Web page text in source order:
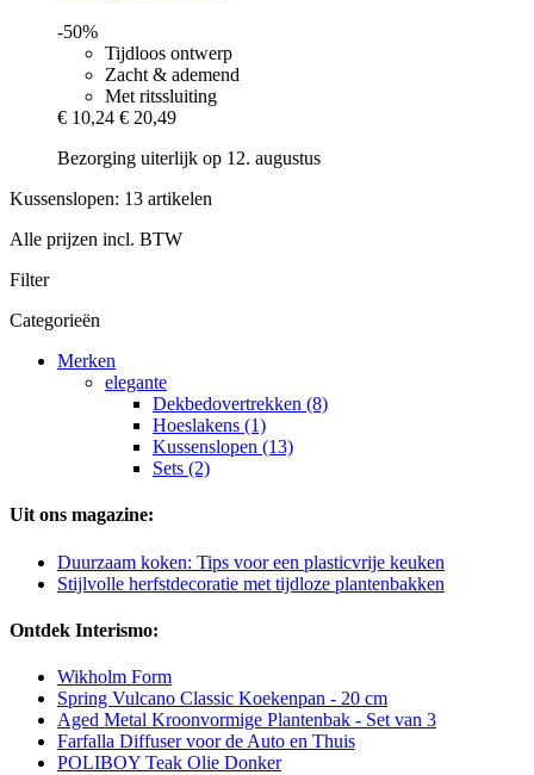
-50%
Tijdloos ontwerp
Zacht & ademend
Met ritssluiting
€ 10,24 € 20,49
Bezorging uiterlijk op 12. augustus
Kussenslopen: 13 artikelen
Alle prijzen incl. BTW
Filter
Categorieën
Merken
elegante
Dekbedovertrekken (8)
Hoeslakens (1)
Kussenslopen (13)
Sets (2)
Uit ons magazine:
Duurzaam koken: Tips voor een plasticvrije keuken
Stijlvolle herfstdecoratie met tijdloze plantenbakken
Ontdek Interismo:
Wikholm Form
Spring Vulcano Classic Koekenpan - 20 cm
Aged Metal Kroonvormige Plantenbak - Set van 3
Farfalla Diffuser voor de Auto en Thuis
POLIBOY Teak Olie Donker